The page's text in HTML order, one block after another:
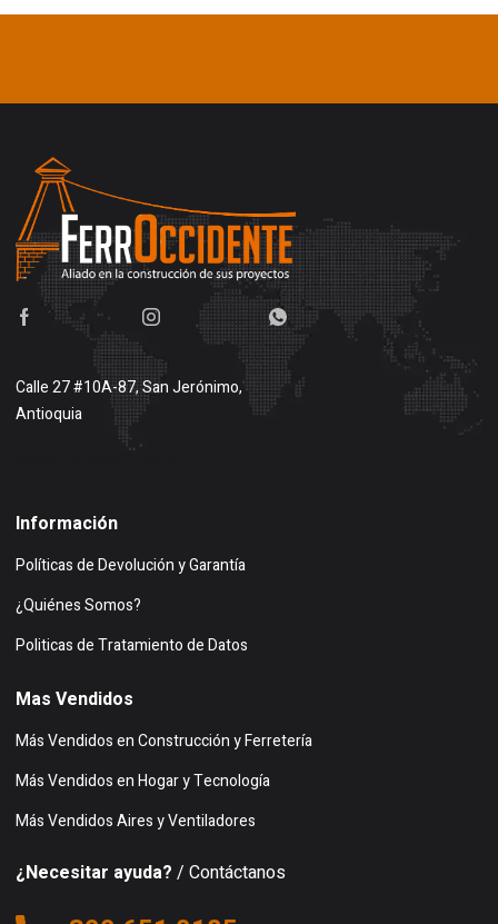
Calle 27 #10A-87, San Jerónimo,
Antioquia
Información
Políticas de Devolución y Garantía
¿Quiénes Somos?
Politicas de Tratamiento de Datos
Mas Vendidos
Más Vendidos en Construcción y Ferretería
Más Vendidos en Hogar y Tecnología
Más Vendidos Aires y Ventiladores
¿Necesitar ayuda? / Contáctanos